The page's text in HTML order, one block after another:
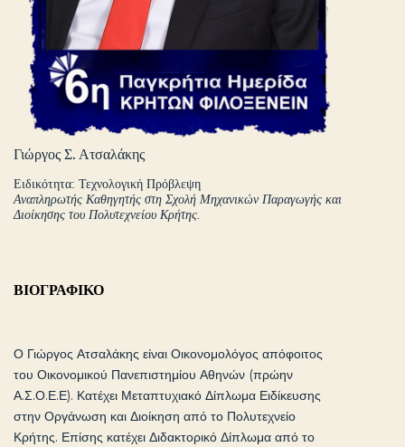
Γιώργος Σ. Ατσαλάκης
Ειδικότητα: Τεχνολογική Πρόβλεψη
Αναπληρωτής Καθηγητής στη Σχολή Μηχανικών Παραγωγής και
Διοίκησης του Πολυτεχνείου Κρήτης.
ΒΙΟΓΡΑΦΙΚΟ
Ο Γιώργος Ατσαλάκης είναι Οικονομολόγος απόφοιτος
του Οικονομικού Πανεπιστημίου Αθηνών (πρώην
Α.Σ.Ο.Ε.Ε). Κατέχει Μεταπτυχιακό Δίπλωμα Ειδίκευσης
στην Οργάνωση και Διοίκηση από το Πολυτεχνείο
Κρήτης. Επίσης κατέχει Διδακτορικό Δίπλωμα από το